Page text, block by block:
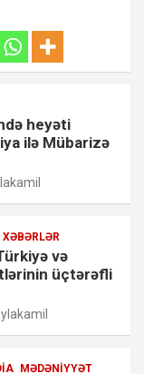
heyəti
ilə Mübarizə
XƏBƏRLƏR
və
üçtərəfli
MƏDƏNIYYƏT